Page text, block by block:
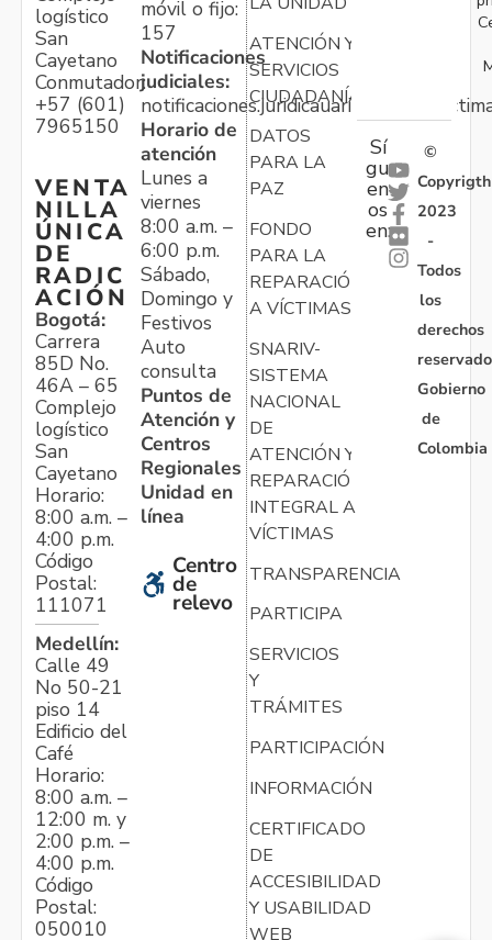
logístico
San
Cayetano
Conmutador:
+57 (601)
7965150
VENTA
NILLA
ÚNICA
DE
RADIC
ACIÓN
Bogotá:
Carrera
85D No.
46A – 65
Complejo
logístico
San
Cayetano
Horario:
8:00 a.m. –
4:00 p.m.
Código
Postal:
111071
Medellín:
Calle 49
No 50-21
piso 14
Edificio del
Café
Horario:
8:00 a.m. –
12:00 m. y
2:00 p.m. –
4:00 p.m.
Código
Postal:
050010
móvil o fijo:
157
Notificaciones
judiciales:
Horario de
atención
Lunes a
viernes
8:00 a.m. –
6:00 p.m.
Sábado,
Domingo y
Festivos
Auto
consulta
Puntos de
Atención y
Centros
Regionales
Unidad en
línea
Centro
de
relevo
ATENCIÓN Y
SERVICIOS
CIUDADANÍA
DATOS
PARA LA
PAZ
FONDO
PARA LA
REPARACIÓN
A VÍCTIMAS
SNARIV-
SISTEMA
NACIONAL
DE
ATENCIÓN Y
REPARACIÓN
INTEGRAL A
VÍCTIMAS
TRANSPARENCIA
PARTICIPA
SERVICIOS
Y
TRÁMITES
PARTICIPACIÓN
INFORMACIÓN
CERTIFICADO
DE
ACCESIBILIDAD
Y USABILIDAD
WEB
Sí
gu
en
os
en:
©
Copyrigth
2023
-
Todos
los
derechos
Gobierno
de
Colombia